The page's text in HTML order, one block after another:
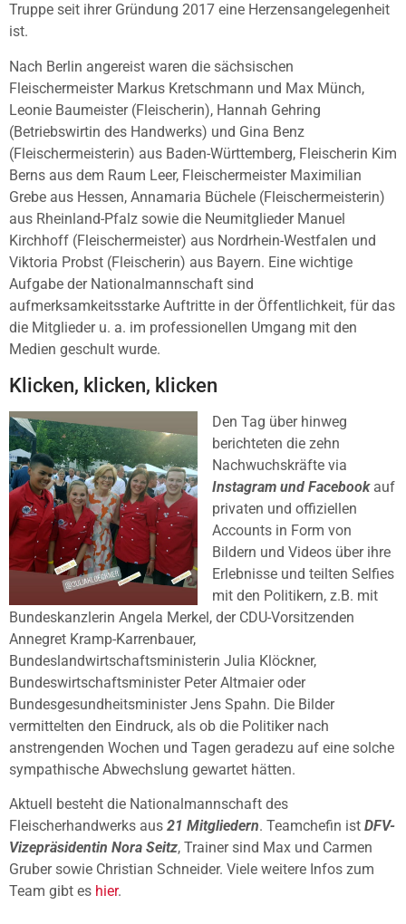
Truppe seit ihrer Gründung 2017 eine Herzensangelegenheit
ist.
Nach Berlin angereist waren die sächsischen
Fleischermeister Markus Kretschmann und Max Münch,
Leonie Baumeister (Fleischerin), Hannah Gehring
(Betriebswirtin des Handwerks) und Gina Benz
(Fleischermeisterin) aus Baden-Württemberg, Fleischerin Kim
Berns aus dem Raum Leer, Fleischermeister Maximilian
Grebe aus Hessen, Annamaria Büchele (Fleischermeisterin)
aus Rheinland-Pfalz sowie die Neumitglieder Manuel
Kirchhoff (Fleischermeister) aus Nordrhein-Westfalen und
Viktoria Probst (Fleischerin) aus Bayern. Eine wichtige
Aufgabe der Nationalmannschaft sind
aufmerksamkeitsstarke Auftritte in der Öffentlichkeit, für das
die Mitglieder u. a. im professionellen Umgang mit den
Medien geschult wurde.
Klicken, klicken, klicken
Den Tag über hinweg
berichteten die zehn
Nachwuchskräfte via
Instagram und Facebookauf
privaten und offiziellen
Accounts in Form von
Bildern und Videos über ihre
Erlebnisse und teilten Selfies
mit den Politikern, z.B. mit
Bundeskanzlerin Angela Merkel, der CDU-Vorsitzenden
Annegret Kramp-Karrenbauer,
Bundeslandwirtschaftsministerin Julia Klöckner,
Bundeswirtschaftsminister Peter Altmaier oder
Bundesgesundheitsminister Jens Spahn. Die Bilder
vermittelten den Eindruck, als ob die Politiker nach
anstrengenden Wochen und Tagen geradezu auf eine solche
sympathische Abwechslung gewartet hätten.
Aktuell besteht die Nationalmannschaft des
Fleischerhandwerks aus 21 Mitgliedern. Teamchefin ist DFV-
Vizepräsidentin Nora Seitz, Trainer sind Max und Carmen
Gruber sowie Christian Schneider. Viele weitere Infos zum
Team gibt es hier.